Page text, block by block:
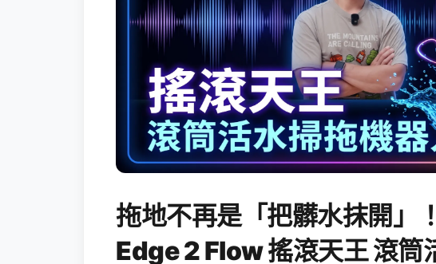
拖地不再是「把髒水抹開」
Edge 2 Flow 搖滾天王 滾筒